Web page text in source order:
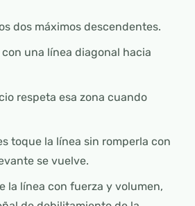
dos máximos descendentes.
una línea diagonal hacia
respeta esa zona cuando
toque la línea sin romperla con
se vuelve.
la línea con fuerza y volumen,